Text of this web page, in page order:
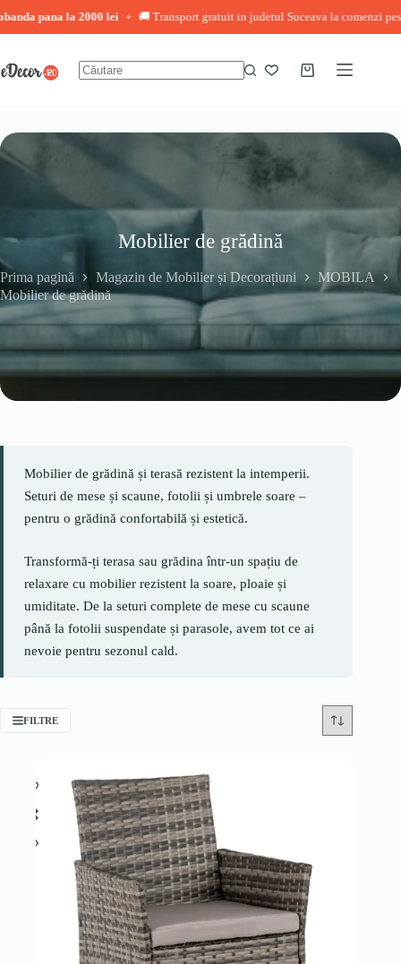
la 2000 lei ◆ 🚚 Transport gratuit in judetul Suceava la comenzi peste 3.000
conținut
Coș
Mobilier de grădină
Prima pagină Magazin de Mobilier și Decorațiuni
MOBILA
Mobilier de grădină
Mobilier de grădină și terasă rezistent la intemperii.
Seturi de mese și scaune, fotolii și umbrele soare –
pentru o grădină confortabilă și estetică.
Transformă-ți terasa sau grădina într-un spațiu de
relaxare cu mobilier rezistent la soare, ploaie și
umiditate. De la seturi complete de mese cu scaune
până la fotolii suspendate și parasole, avem tot ce ai
nevoie pentru sezonul cald.
FILTRE